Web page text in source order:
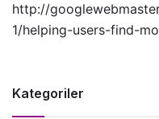
http://
1/helping-users-find-
Kategoriler